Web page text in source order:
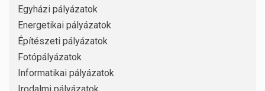
Egyházi pályázatok
Energetikai pályázatok
Építészeti pályázatok
Fotópályázatok
Informatikai pályázatok